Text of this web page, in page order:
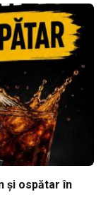
și ospătar în